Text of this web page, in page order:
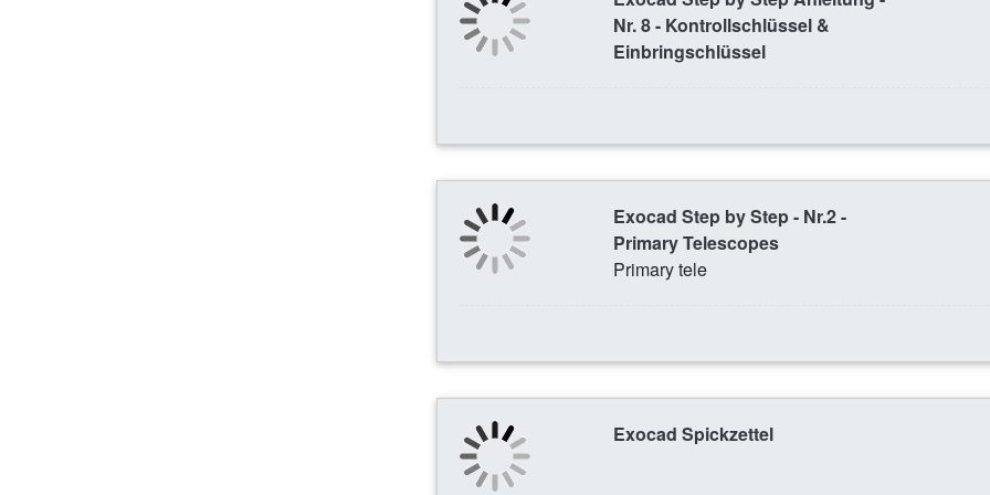
Nr. 8 - Kontrollschlüssel &
Einbringschlüssel
Exocad Step by Step - Nr.2 -
Primary Telescopes
Primary tele
Exocad Spickzettel